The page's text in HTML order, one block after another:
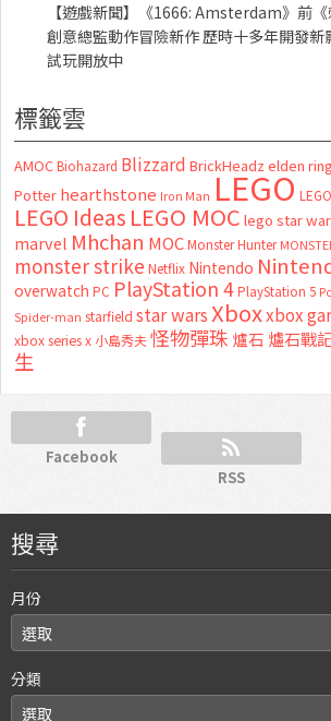
【遊戲新聞】《1666: Amsterdam》前《
創意總監動作冒險新作 歷時十多年開發新
試玩開放中
標籤雲
AMOC Biohazard Blizzard BrickHeadz elden ring
Potter hearthstone Iron Man LEGO
LEGO Ideas LEGO MOC lego star
marvel Mhchan MOC Monster Hunter
monster strike Netflix Nintendo
overwatch PC PlayStation 4 PlayStation 5
Spider-man starfield star warsXboxxbox
xbox series x 小島秀夫怪物彈珠 爐石 爐石戰
生
Facebook
RSS
搜尋
月份
分類